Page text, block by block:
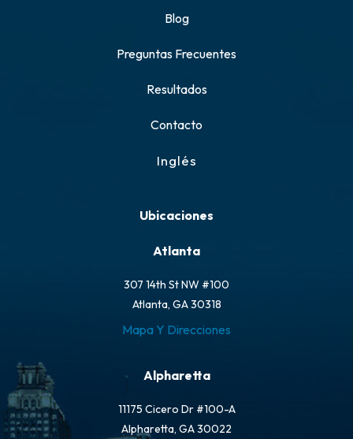
Blog
Preguntas Frecuentes
Resultados
Contacto
Inglés
Ubicaciones
Atlanta
307 14th St NW #100
Atlanta, GA 30318
Mapa Y Direcciones
Alpharetta
11175 Cicero Dr #100-A
Alpharetta, GA 30022